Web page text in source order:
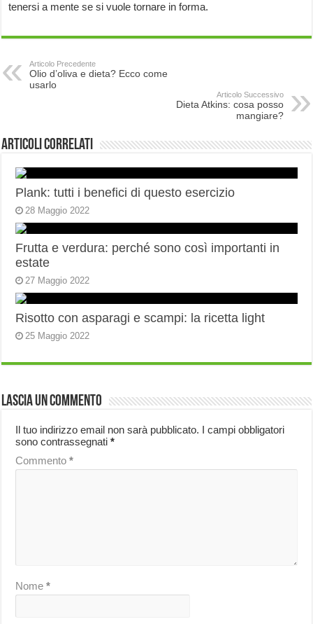
tenersi a mente se si vuole tornare in forma.
Articolo Precedente
Olio d’oliva e dieta? Ecco come
usarlo
Articolo Successivo
Dieta Atkins: cosa posso
mangiare?
Articoli correlati
Plank: tutti i benefici di questo esercizio
28 Maggio 2022
Frutta e verdura: perché sono così importanti in
estate
27 Maggio 2022
Risotto con asparagi e scampi: la ricetta light
25 Maggio 2022
Lascia un commento
Il tuo indirizzo email non sarà pubblicato. I campi obbligatori
sono contrassegnati*
Commento*
Nome*